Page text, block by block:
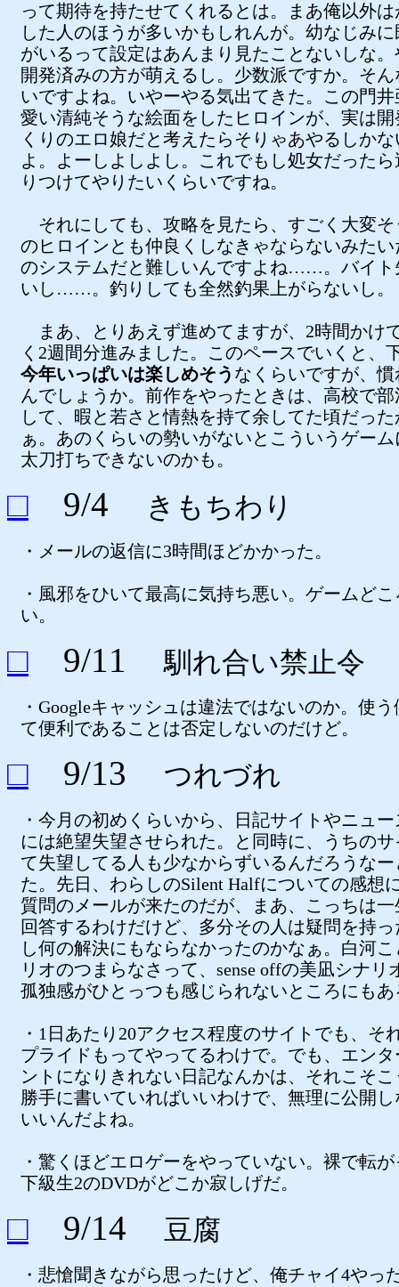
って期待を持たせてくれるとは。まあ俺以外
した人のほうが多いかもしれんが。幼なじみ
がいるって設定はあんまり見たことないしな
開発済みの方が萌えるし。少数派ですか。そ
いですよね。いやーやる気出てきた。この門
愛い清純そうな絵面をしたヒロインが、実は
くりのエロ娘だと考えたらそりゃあやるしか
よ。よーしよしよし。これでもし処女だった
りつけてやりたいくらいですね。
それにしても、攻略を見たら、すごく大変
のヒロインとも仲良くしなきゃならないみた
のシステムだと難しいんですよね……。バイト
いし……。釣りしても全然釣果上がらないし。
まあ、とりあえず進めてますが、2時間かけ
く2週間分進みました。このペースでいくと、
今年いっぱいは楽しめそう なくらいですが、
んでしょうか。前作をやったときは、高校で
して、暇と若さと情熱を持て余してた頃だっ
ぁ。あのくらいの勢いがないとこういうゲー
太刀打ちできないのかも。
□ 9/4 きもちわり
・メールの返信に3時間ほどかかった。
・風邪をひいて最高に気持ち悪い。ゲームど
い。
□ 9/11 馴れ合い禁止令
・Googleキャッシュは違法ではないのか。使
て便利であることは否定しないのだけど。
□ 9/13 つれづれ
・今月の初めくらいから、日記サイトやニュ
には絶望失望させられた。と同時に、うちの
て失望してる人も少なからずいるんだろうな
た。先日、わらしのSilent Halfについての感想
質問のメールが来たのだが、まあ、こっちは
回答するわけだけど、多分その人は疑問を持
し何の解決にもならなかったのかなぁ。白河
リオのつまらなさって、sense offの美凪シナリ
孤独感がひとっつも感じられないところにも
・1日あたり20アクセス程度のサイトでも、そ
プライドもってやってるわけで。でも、エン
ントになりきれない日記なんかは、それこそ
勝手に書いていればいいわけで、無理に公開
いいんだよね。
・驚くほどエロゲーをやっていない。裸で転
下級生2のDVDがどこか寂しげだ。
□ 9/14 豆腐
・悲愴聞きながら思ったけど、俺チャイ4やっ